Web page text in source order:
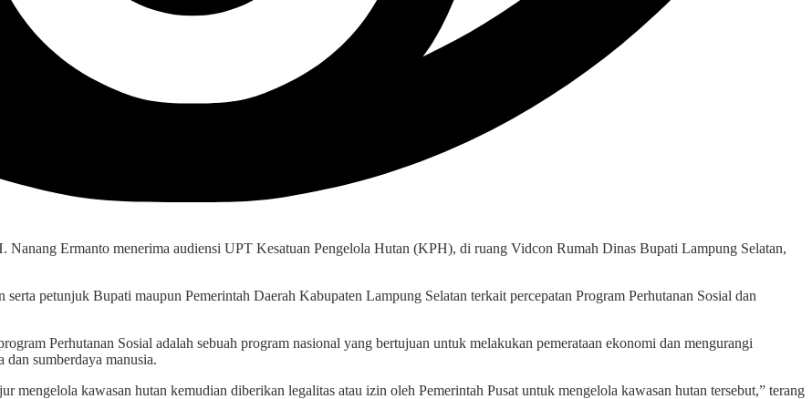
Ermanto menerima audiensi UPT Kesatuan Pengelola Hutan (KPH), di ruang Vidcon Rumah Dinas Bupati Lampung Selatan,
petunjuk Bupati maupun Pemerintah Daerah Kabupaten Lampung Selatan terkait percepatan Program Perhutanan Sosial dan
Perhutanan Sosial adalah sebuah program nasional yang bertujuan untuk melakukan pemerataan ekonomi dan mengurangi
sumberdaya manusia.
mengelola kawasan hutan kemudian diberikan legalitas atau izin oleh Pemerintah Pusat untuk mengelola kawasan hutan tersebut,” terang